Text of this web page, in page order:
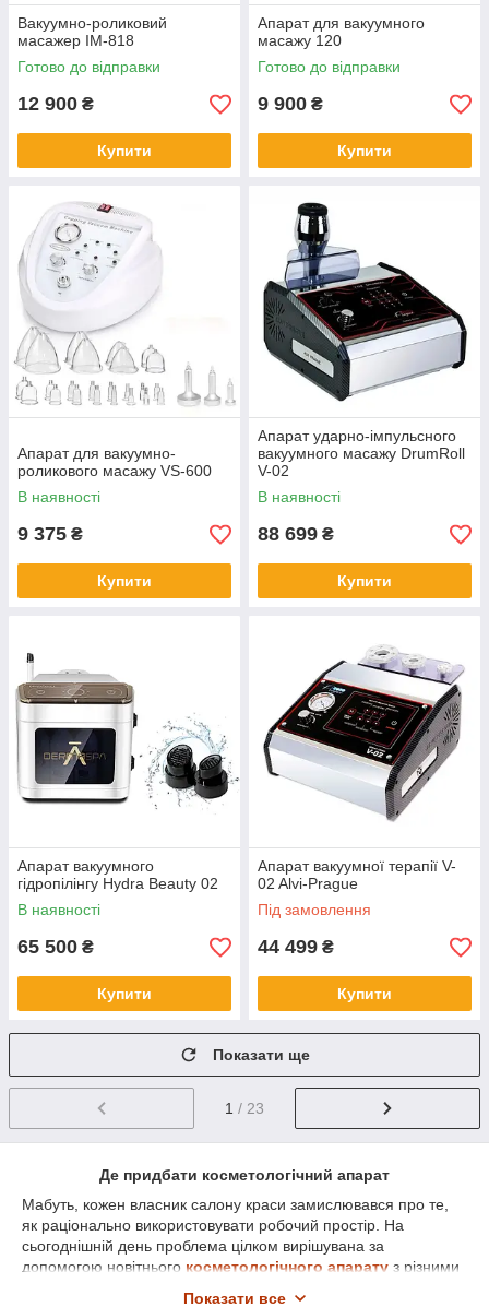
Вакуумно-роликовий
масажер IM-818
Готово до відправки
12 900 ₴
Купити
Апарат для вакуумного
масажу 120
Готово до відправки
9 900 ₴
Купити
Апарат для вакуумно-
роликового масажу VS-600
В наявності
9 375 ₴
Купити
Апарат ударно-імпульсного
вакуумного масажу DrumRoll
V-02
В наявності
88 699 ₴
Купити
Апарат вакуумного
гідропілінгу Hydra Beauty 02
В наявності
65 500 ₴
Купити
Апарат вакуумної терапії V-
02 Alvi-Prague
Під замовлення
44 499 ₴
Купити
Показати ще
1 / 23
Де придбати косметологічний апарат
Мабуть, кожен власник салону краси замислювався про те,
як раціонально використовувати робочий простір. На
сьогоднішній день проблема цілком вирішувана за
допомогою новітнього косметологічного апарату з різними
Показати все